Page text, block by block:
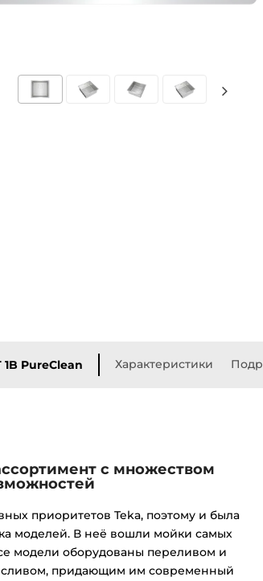
1B PureClean Характеристики
с множеством
приоритетов Teka, поэтому и была
моделей. В неё вошли мойки самых
модели оборудованы переливом и
сливом, придающим им современный